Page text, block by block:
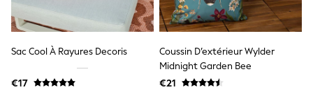
Gilets
Fleeces
Teddy Borg
Puffers
Snowsuits
All Footwear
Sac Cool À Rayures Decoris
€17
Coussin D’extérieur Wylder
Midnight Garden Bee
€21